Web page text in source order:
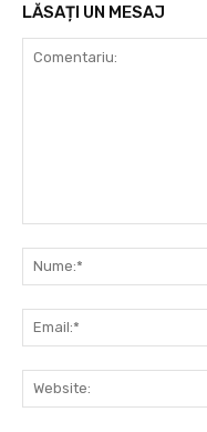
LĂSAȚI UN MESAJ